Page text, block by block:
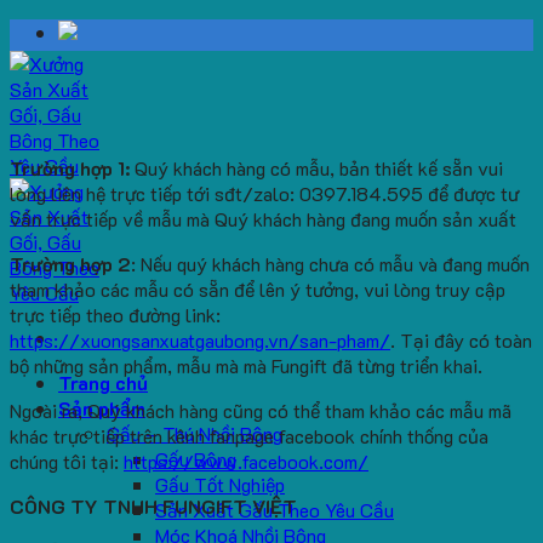
Skip
to
content
Trang chủ
Sản phẩm
Gấu – Thú Nhồi Bông
Gấu Bông
Gấu Tốt Nghiệp
Sản Xuất Gấu Theo Yêu Cầu
Móc Khoá Nhồi Bông
Trường hợp 1:Quý khách hàng có mẫu, bản thiết kế sẵn vui
lòng liên hệ trực tiếp tới sđt/zalo: 0397.184.595 để được tư
vấn trực tiếp về mẫu mà Quý khách hàng đang muốn sản xuất
Trường hợp 2: Nếu quý khách hàng chưa có mẫu và đang muốn
tham khảo các mẫu có sẵn để lên ý tưởng, vui lòng truy cập
trực tiếp theo đường link:
https://xuongsanxuatgaubong.vn/san-pham/. Tại đây có toàn
bộ những sản phẩm, mẫu mà mà Fungift đã từng triển khai.
Ngoài ra, Quý khách hàng cũng có thể tham khảo các mẫu mã
khác trực tiếp trên kênh fanpage facebook chính thống của
chúng tôi tại: https://www.facebook.com/
CÔNG TY TNHH FUNGIFT VIỆT